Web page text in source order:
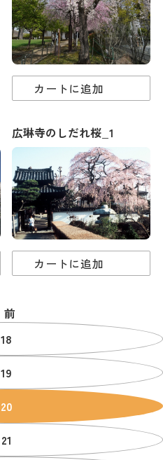
カートに追加
広琳寺のしだれ桜_1
カートに追加
前
18
19
20
21